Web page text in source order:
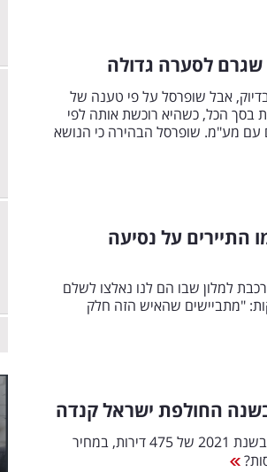
לסערה גדולה
לתבנית ביצים הייא 13.97 שקל בדיוק, אבל שופרסל על פי טענה של
ייקרה את המחיר לצרכן ב-3 אגורות בסך הכל, כשהיא רוכשת אותה לפי
לתבנית ללא מע"מ ו-12.41 שקלים עם מע"מ. שופרסל הבהירה כי הנושא
התיירים על נסיעה
למלון שבו הם לנו נאלצו לשלם
על הנסיעה שערכה בסך הכל 10 דקות: "מתביישים שהאיש הזה חלק
החולפת ישראל קנדה
דו"ח מקדמי שפרסמה החברה מצביע על מכירות בשנת 2021 של 475 דירות, במחיר